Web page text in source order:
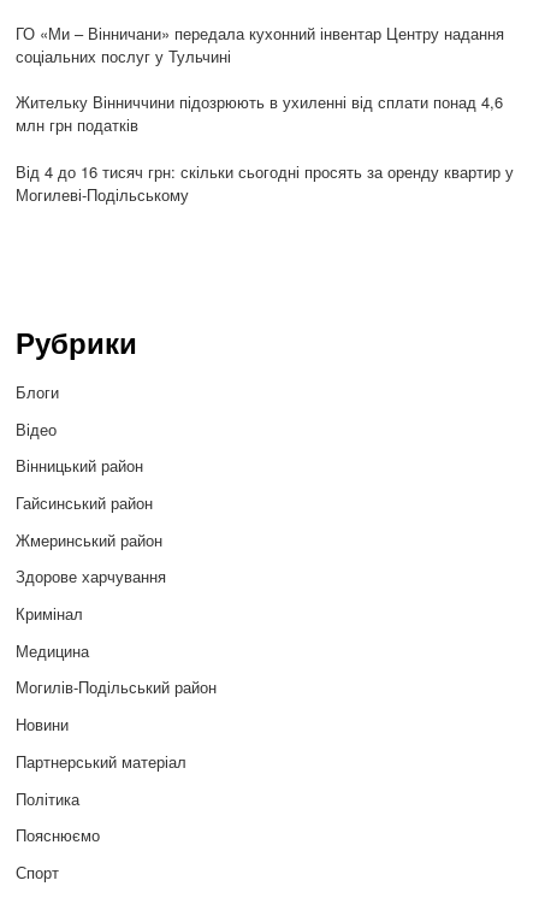
ГО «Ми – Вінничани» передала кухонний інвентар Центру надання
соціальних послуг у Тульчині
Жительку Вінниччини підозрюють в ухиленні від сплати понад 4,6
млн грн податків
Від 4 до 16 тисяч грн: скільки сьогодні просять за оренду квартир у
Могилеві-Подільському
Рубрики
Блоги
Відео
Вінницький район
Гайсинський район
Жмеринський район
Здорове харчування
Кримінал
Медицина
Могилів-Подільський район
Новини
Партнерський матеріал
Політика
Пояснюємо
Спорт